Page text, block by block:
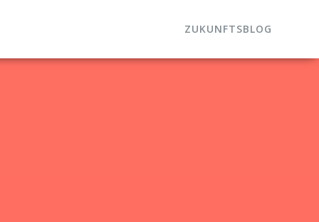
ZUKUNFTSBLOG